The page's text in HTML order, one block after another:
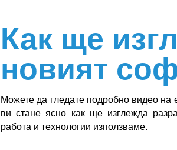
Как ще
новият
Можете да гледате подробно видео
ви стане ясно как ще изглежда
работа и технологии използваме.